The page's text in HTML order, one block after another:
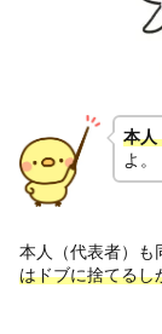
本人
よ。
本人（代表者）も
はドブに捨てるし